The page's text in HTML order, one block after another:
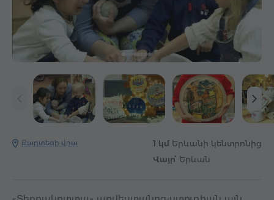
Քարտեզի վրա 1 կմԵրևանի կենտրոնից
Վայր՝ Երևան